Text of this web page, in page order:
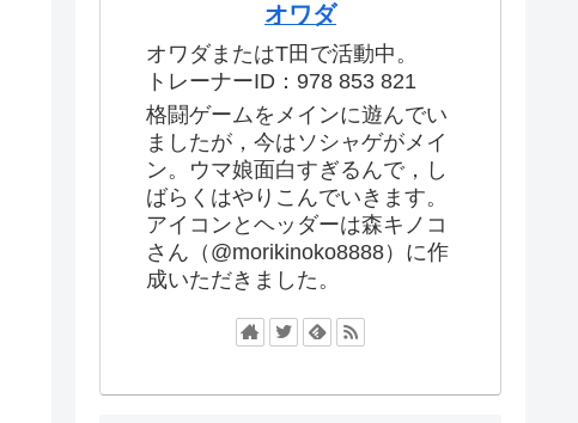
オワダ
オワダまたはT田で活動中。
トレーナーID：978 853 821
格闘ゲームをメインに遊んでい
ましたが，今はソシャゲがメイ
ン。ウマ娘面白すぎるんで，し
ばらくはやりこんでいきます。
アイコンとヘッダーは森キノコ
さん（@morikinoko8888）に作
成いただきました。